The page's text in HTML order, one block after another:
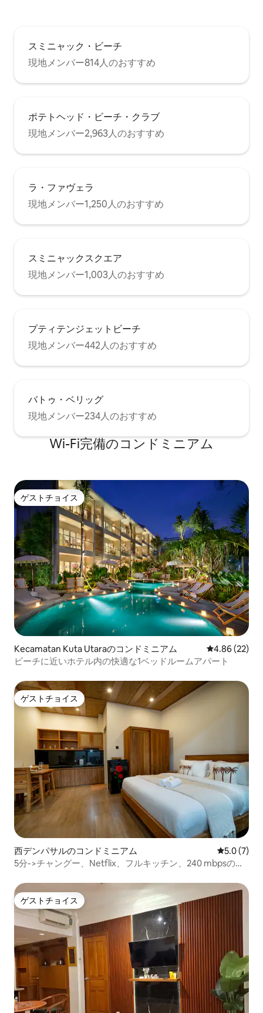
スミニャック・ビーチ
現地メンバー814人のおすすめ
ポテトヘッド・ビーチ・クラブ
現地メンバー2,963人のおすすめ
ラ・ファヴェラ
現地メンバー1,250人のおすすめ
スミニャックスクエア
現地メンバー1,003人のおすすめ
プティテンジェットビーチ
現地メンバー442人のおすすめ
バトゥ・ベリッグ
現地メンバー234人のおすすめ
Wi-Fi完備のコンドミニアム
ゲストチョイス
ゲストチョイス
Kecamatan Kuta Utaraのコンドミニアム レビュー22
4.86 (22)
ビーチに近いホテル内の快適な1ベッドルームアパート
ゲストチョイス
ゲストチョイス
西デンパサルのコンドミニアム レビュー7
5.0 (7)
5分->チャングー、Netflix、フルキッチン、240 mbpsの
ゲストチョイス
ゲストチョイス